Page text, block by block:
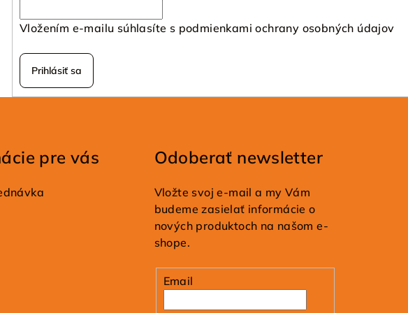
Vložením e-mailu súhlasíte s podmienkami ochrany osobných údajov
Prihlásiť sa
pre vás Odoberať newsletter
Vložte svoj e-mail a my Vám
budeme zasielať informácie o
nových produktoch na našom e-
shope.
Email